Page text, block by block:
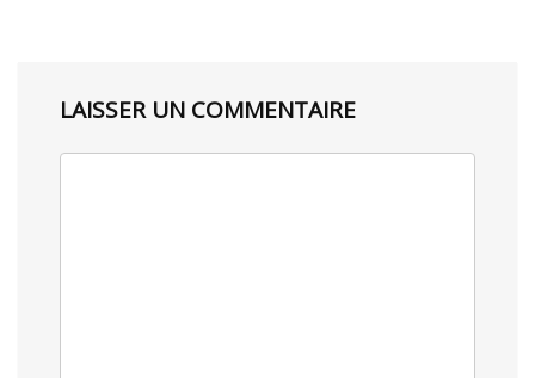
LAISSER UN COMMENTAIRE